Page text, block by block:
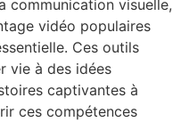
communication visuelle,
vidéo populaires
Ces outils
vie à des idées
captivantes à
ces compétences